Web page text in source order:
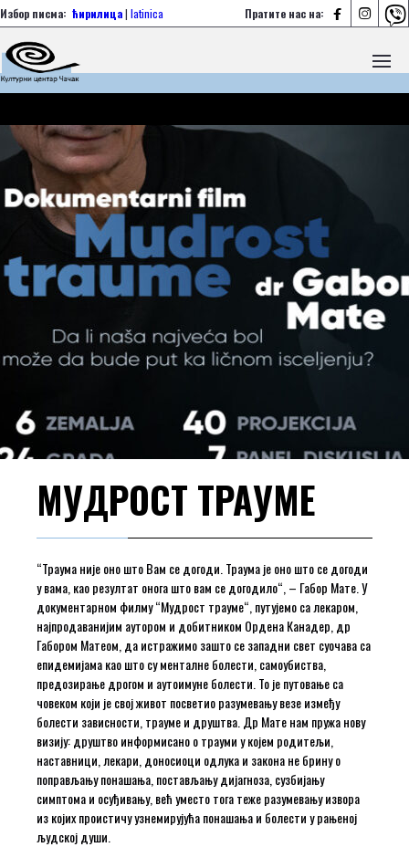
Пратите нас на:   
Избор писма: ћирилица| latinica
МУДРОСТ ТРАУМЕ
“Траума није оно што Вам се догоди. Траума је оно што се догоди
у вама, као резултат онога што вам се догодило“, – Габор Мате. У
документарном филму “Мудрост трауме“, путујемо са лекаром,
најпродаванијим аутором и добитником Ордена Канадер, др
Габором Матеом, да истражимо зашто се западни свет суочава са
епидемијама као што су менталне болести, самоубиства,
предозирање дрогом и аутоимуне болести. То је путовање са
човеком који је свој живот посветио разумевању везе између
болести зависности, трауме и друштва. Др Мате нам пружа нову
визију: друштво информисано о трауми у којем родитељи,
наставници, лекари, доносиоци одлука и закона не брину о
поправљању понашања, постављању дијагноза, сузбијању
симптома и осуђивању, већ уместо тога теже разумевању извора
из којих проистичу узнемирујућа понашања и болести у рањеној
људској души.